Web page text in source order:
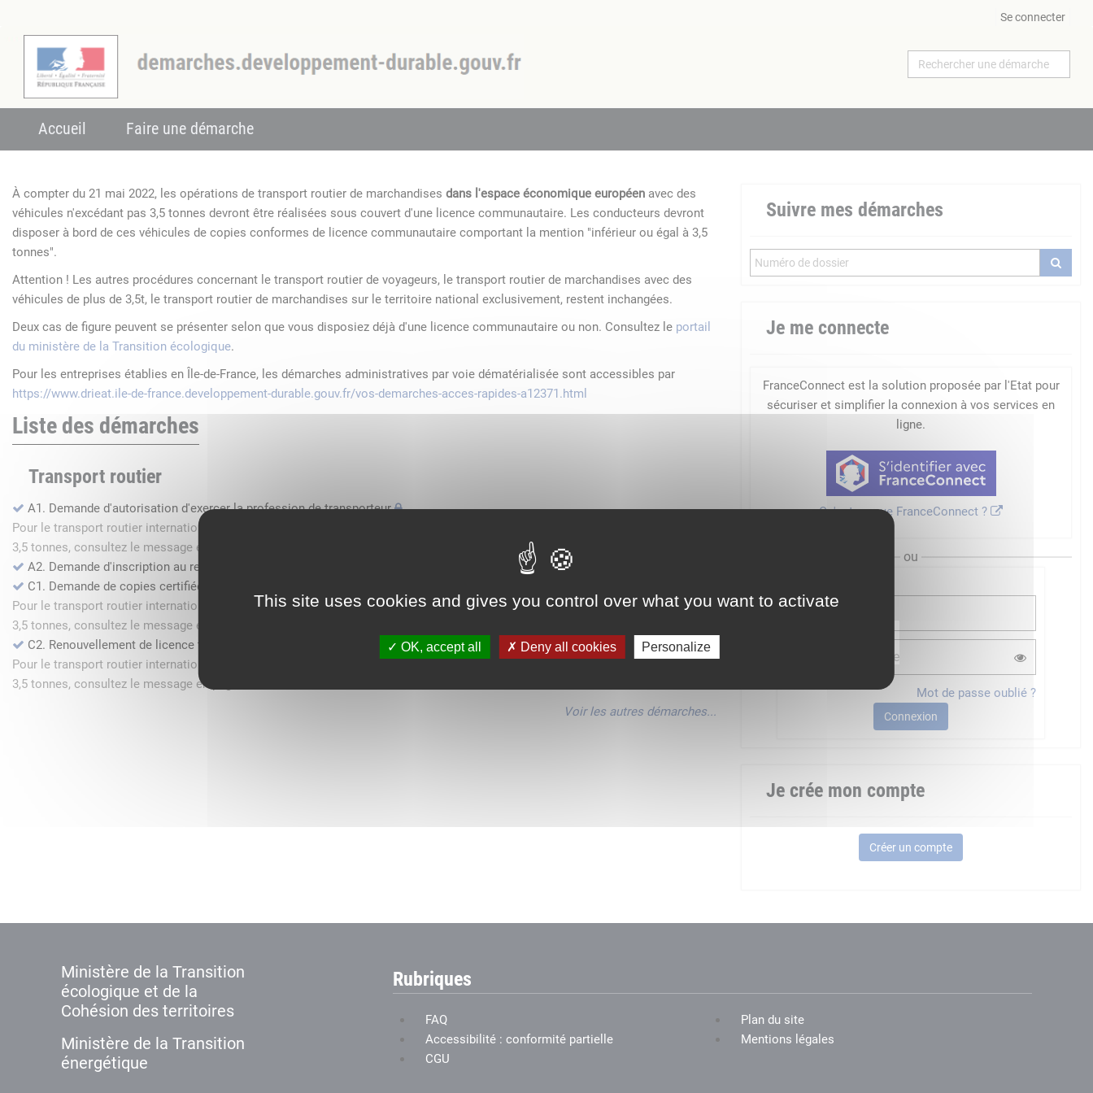
This site uses cookies and gives you control over what you want to activate
OK, accept all Deny all cookies Personalize
Se connecter
Accueil Faire une démarche
À compter du 21 mai 2022, les opérations de transport routier de marchandises dans l'espace économique européen avec des
véhicules n'excédant pas 3,5 tonnes devront être réalisées sous couvert d'une licence communautaire. Les conducteurs devront
disposer à bord de ces véhicules de copies conformes de licence communautaire comportant la mention "inférieur ou égal à 3,5
tonnes".
Attention ! Les autres procédures concernant le transport routier de voyageurs, le transport routier de marchandises avec des
véhicules de plus de 3,5t, le transport routier de marchandises sur le territoire national exclusivement, restent inchangées.
Deux cas de figure peuvent se présenter selon que vous disposiez déjà d'une licence communautaire ou non. Consultez le portail
du ministère de la Transition écologique.
Pour les entreprises établies en Île-de-France, les démarches administratives par voie dématérialisée sont accessibles par
https://www.drieat.ile-de-france.developpement-durable.gouv.fr/vos-demarches-acces-rapides-a12371.html
Liste des démarches
Transport routier
A1. Demande d'autorisation d'exercer la profession de transporteur
Pour le transport routier international de marchandises dans l'espace économique européen avec des véhicules n'excédant pas
3,5 tonnes, consultez le message en page d'accueil.
A2. Demande d'inscription au registre des commissionnaires de transport
C1. Demande de copies certifiées conformes
Pour le transport routier international de marchandises dans l'espace économique européen avec des véhicules n'excédant pas
3,5 tonnes, consultez le message en page d'accueil.
C2. Renouvellement de licence transport routier
Pour le transport routier international de marchandises dans l'espace économique européen avec des véhicules n'excédant pas
3,5 tonnes, consultez le message en page d'accueil.
Voir les autres démarches...
Suivre mes démarches
Je me connecte
FranceConnect est la solution proposée par l'Etat pour
sécuriser et simplifier la connexion à vos services en
ligne.
Qu'est-ce que FranceConnect ?
ou
Mot de passe oublié ?
Connexion
Je crée mon compte
Créer un compte
Ministère de la Transition
écologique et de la
Cohésion des territoires
Ministère de la Transition
énergétique
Rubriques
FAQ
Plan du site
Accessibilité : conformité partielle
Mentions légales
CGU